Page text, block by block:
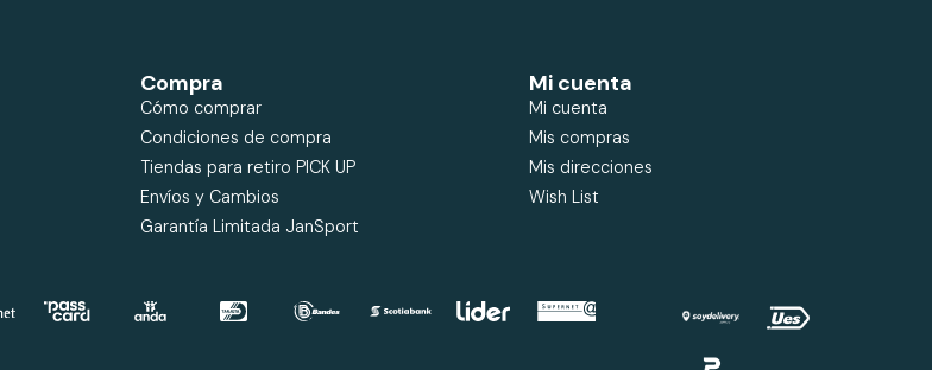
Compra
Cómo comprar
Condiciones de compra
Tiendas para retiro PICK UP
Envíos y Cambios
Garantía Limitada JanSport
Mi cuenta
Mi cuenta
Mis compras
Mis direcciones
Wish List